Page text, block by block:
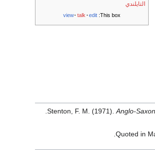
التايلندي
This box:
view talk edit
Stenton, F. M. (1971).Anglo-
.
Quoted in